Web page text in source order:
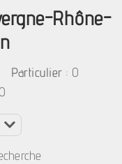
Rhône-
Particulier : 0